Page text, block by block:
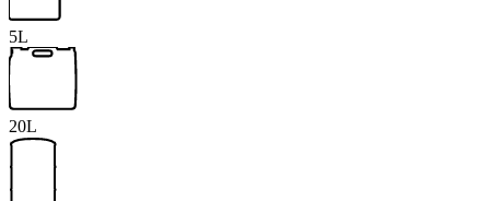
5L
20L